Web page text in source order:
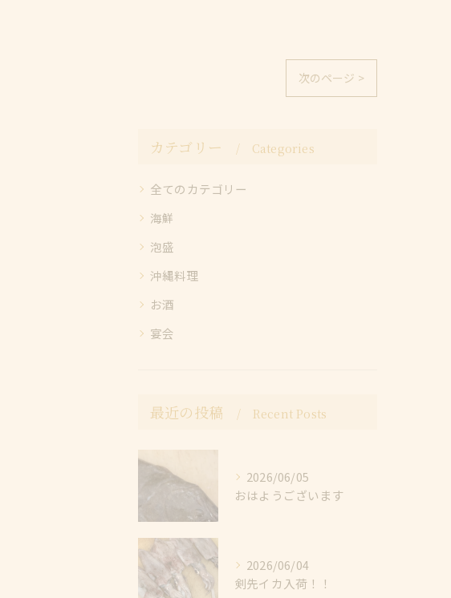
次のページ >
カテゴリー Categories
全てのカテゴリー
海鮮
泡盛
沖縄料理
お酒
宴会
最近の投稿 Recent Posts
2026/06/05
おはようございます
2026/06/04
剣先イカ入荷！！